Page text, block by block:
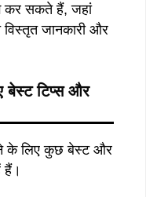
कर सकते हैं, जहां
विस्तृत जानकारी और
बेस्ट टिप्स और
के लिए कुछ बेस्ट और
हैं।